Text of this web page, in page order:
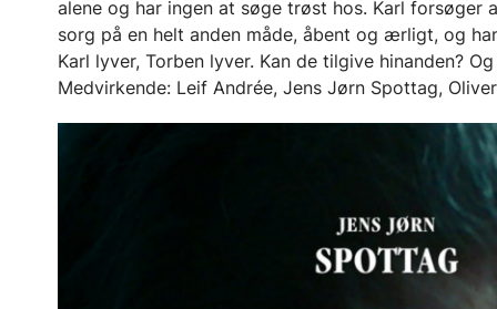
alene og har ingen at søge trøst hos. Karl forsøger
sorg på en helt anden måde, åbent og ærligt, og
Karl lyver, Torben lyver. Kan de tilgive hinanden?
Medvirkende: Leif Andrée, Jens Jørn Spottag,